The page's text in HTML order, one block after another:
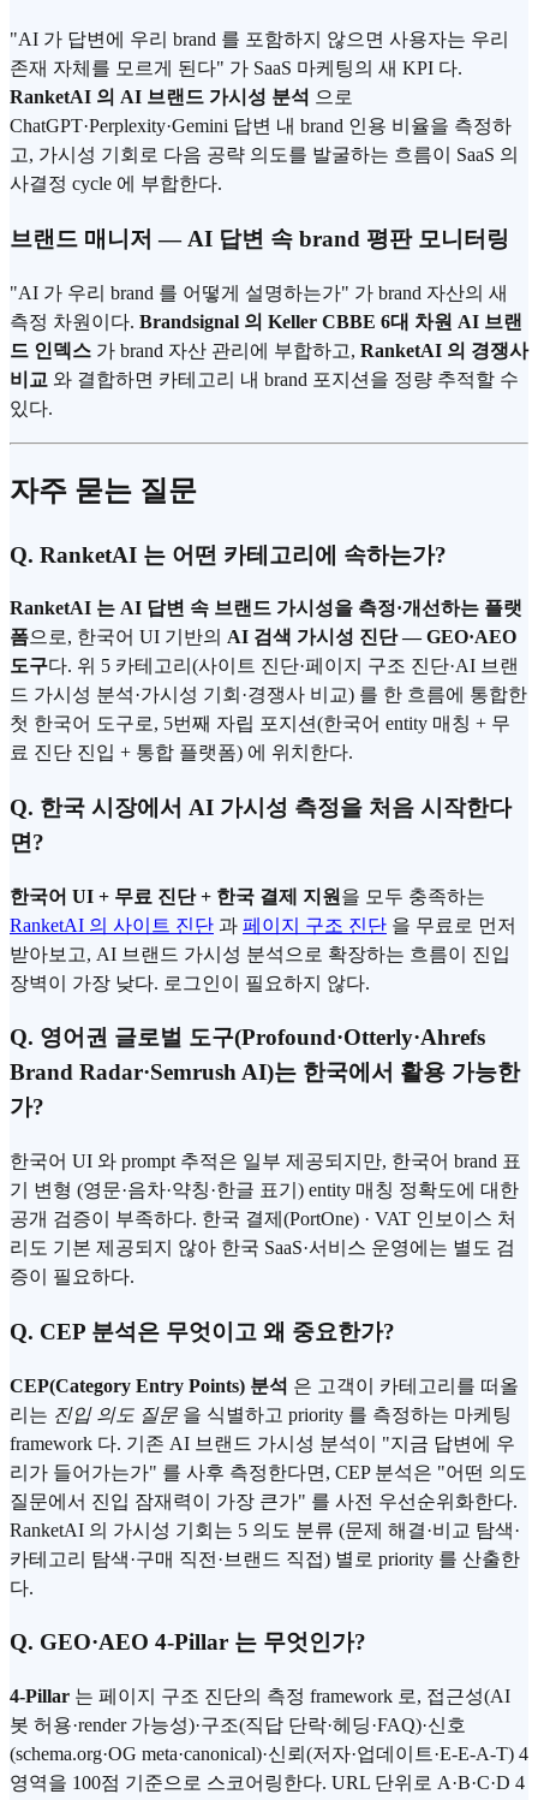
"AI 가 답변에 우리 brand 를 포함하지 않으면 사용자는 우리
존재 자체를 모르게 된다" 가 SaaS 마케팅의 새 KPI 다.
RanketAI 의 AI 브랜드 가시성 분석 으로
ChatGPT·Perplexity·Gemini 답변 내 brand 인용 비율을 측정하
고, 가시성 기회로 다음 공략 의도를 발굴하는 흐름이 SaaS 의
사결정 cycle 에 부합한다.
브랜드 매니저 — AI 답변 속 brand 평판 모니터링
"AI 가 우리 brand 를 어떻게 설명하는가" 가 brand 자산의 새
측정 차원이다. Brandsignal 의 Keller CBBE 6대 차원 AI 브랜
드 인덱스 가 brand 자산 관리에 부합하고, RanketAI 의 경쟁사
비교 와 결합하면 카테고리 내 brand 포지션을 정량 추적할 수
있다.
자주 묻는 질문
Q. RanketAI 는 어떤 카테고리에 속하는가?
RanketAI 는 AI 답변 속 브랜드 가시성을 측정·개선하는 플랫
폼으로, 한국어 UI 기반의 AI 검색 가시성 진단 — GEO·AEO
도구다. 위 5 카테고리(사이트 진단·페이지 구조 진단·AI 브랜
드 가시성 분석·가시성 기회·경쟁사 비교) 를 한 흐름에 통합한
첫 한국어 도구로, 5번째 자립 포지션(한국어 entity 매칭 + 무
료 진단 진입 + 통합 플랫폼) 에 위치한다.
Q. 한국 시장에서 AI 가시성 측정을 처음 시작한다
면?
한국어 UI + 무료 진단 + 한국 결제 지원 을 모두 충족하는
RanketAI 의 사이트 진단 과 페이지 구조 진단 을 무료로 먼저
받아보고, AI 브랜드 가시성 분석으로 확장하는 흐름이 진입
장벽이 가장 낮다. 로그인이 필요하지 않다.
Q. 영어권 글로벌 도구(Profound·Otterly·Ahrefs
Brand Radar·Semrush AI)는 한국에서 활용 가능한
가?
한국어 UI 와 prompt 추적은 일부 제공되지만, 한국어 brand 표
기 변형 (영문·음차·약칭·한글 표기) entity 매칭 정확도에 대한
공개 검증이 부족하다. 한국 결제(PortOne) · VAT 인보이스 처
리도 기본 제공되지 않아 한국 SaaS·서비스 운영에는 별도 검
증이 필요하다.
Q. CEP 분석은 무엇이고 왜 중요한가?
CEP(Category Entry Points) 분석 은 고객이 카테고리를 떠올
리는 진입 의도 질문 을 식별하고 priority 를 측정하는 마케팅
framework 다. 기존 AI 브랜드 가시성 분석이 "지금 답변에 우
리가 들어가는가" 를 사후 측정한다면, CEP 분석은 "어떤 의도
질문에서 진입 잠재력이 가장 큰가" 를 사전 우선순위화한다.
RanketAI 의 가시성 기회는 5 의도 분류 (문제 해결·비교 탐색·
카테고리 탐색·구매 직전·브랜드 직접) 별로 priority 를 산출한
다.
Q. GEO·AEO 4-Pillar 는 무엇인가?
4-Pillar 는 페이지 구조 진단의 측정 framework 로, 접근성(AI
봇 허용·render 가능성)·구조(직답 단락·헤딩·FAQ)·신호
(schema.org·OG meta·canonical)·신뢰(저자·업데이트·E-E-A-T) 4
영역을 100점 기준으로 스코어링한다. URL 단위로 A·B·C·D 4